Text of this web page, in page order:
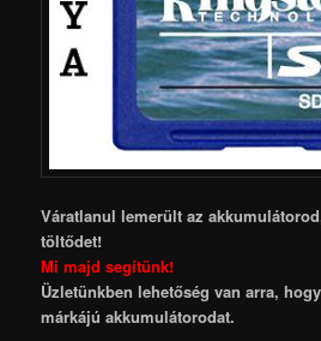
Váratlanul lemerült az
töltődet!
Mi majd segítünk!
Üzletünkben lehetőség van arra,
márkájú akkumulátorodat.